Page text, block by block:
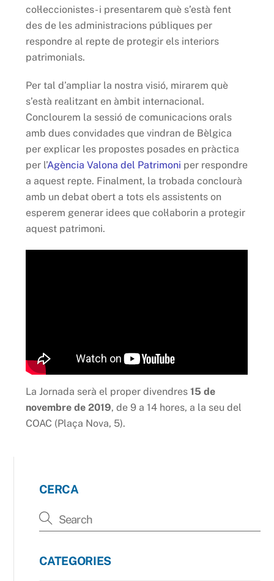
col·leccionistes- i presentarem què s’està fent
des de les administracions públiques per
respondre al repte de protegir els interiors
patrimonials.
Per tal d’ampliar la nostra visió, mirarem què
s’està realitzant en àmbit internacional.
Conclourem la sessió de comunicacions orals
amb dues convidades que vindran de Bèlgica
per explicar les propostes posades en pràctica
per l’Agència Valona del Patrimoni per respondre
a aquest repte. Finalment, la trobada conclourà
amb un debat obert a tots els assistents on
esperem generar idees que col·laborin a protegir
aquest patrimoni.
La Jornada serà el proper divendres 15 de
novembre de 2019, de 9 a 14 hores, a la seu del
COAC (Plaça Nova, 5).
CERCA
CATEGORIES